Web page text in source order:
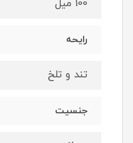
100 میل
رایحه
تند و تلخ
جنسیت